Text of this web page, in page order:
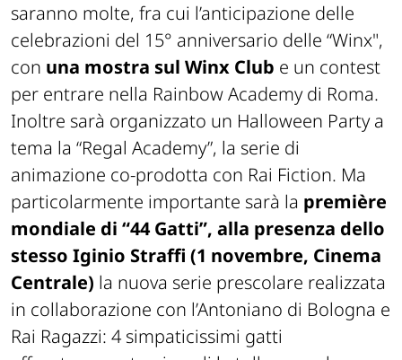
saranno molte, fra cui l’anticipazione delle
celebrazioni del 15° anniversario delle “Winx",
con una mostra sul Winx Club e un contest
per entrare nella Rainbow Academy di Roma.
Inoltre sarà organizzato un Halloween Party a
tema la “Regal Academy”, la serie di
animazione co-prodotta con Rai Fiction. Ma
particolarmente importante sarà la première
mondiale di “44 Gatti”, alla presenza dello
stesso Iginio Straffi (1 novembre, Cinema
Centrale) la nuova serie prescolare realizzata
in collaborazione con l’Antoniano di Bologna e
Rai Ragazzi: 4 simpaticissimi gatti